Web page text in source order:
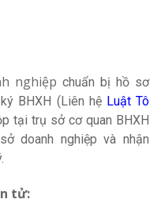
nghiệpchuẩn bị hồ sơ
BHXH (Liên hệ Luật Tô
tại trụ sở cơ quan BHXH
doanh nghiệp và nhận
tử: